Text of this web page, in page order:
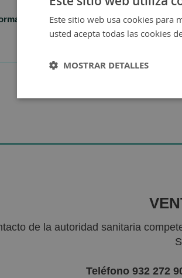
de la autoridad sanitaria
Teléfono 932 272
Este sitio web usa cookies para
usted acepta todas las cookies
MOSTRAR DETALLES